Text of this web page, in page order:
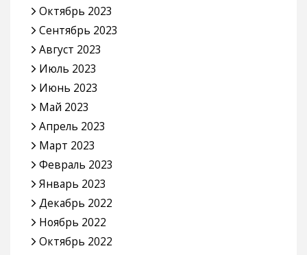
Октябрь 2023
Сентябрь 2023
Август 2023
Июль 2023
Июнь 2023
Май 2023
Апрель 2023
Март 2023
Февраль 2023
Январь 2023
Декабрь 2022
Ноябрь 2022
Октябрь 2022